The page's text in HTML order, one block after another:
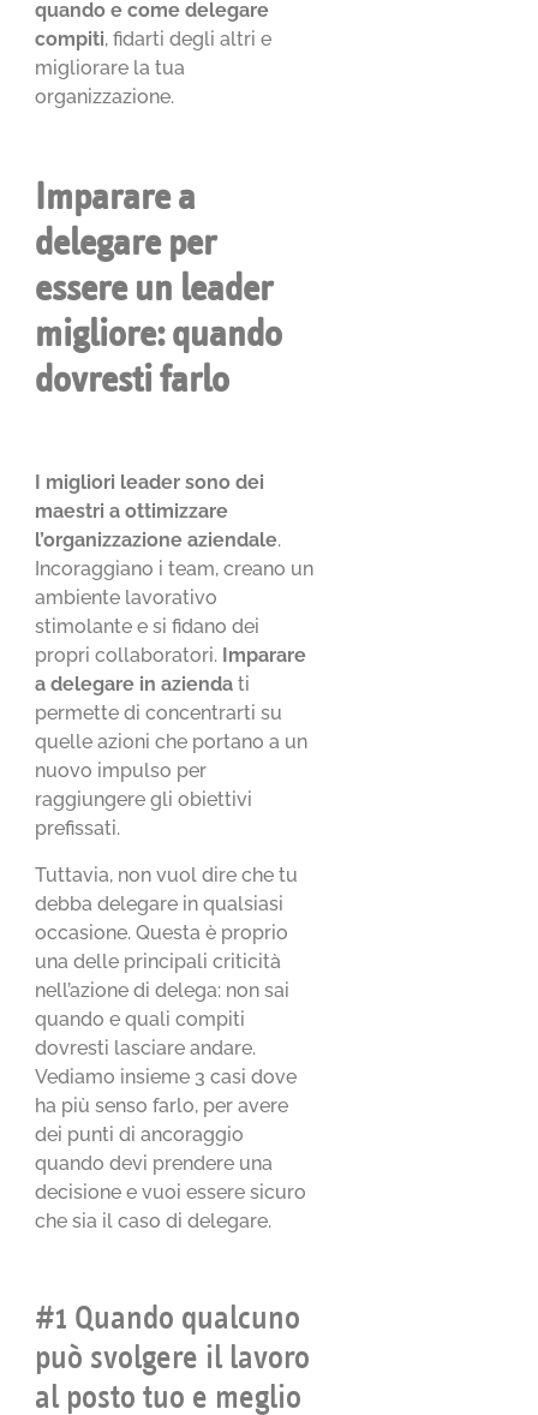
quando e come delegare
compiti, fidarti degli altri e
migliorare la tua
organizzazione.
Imparare a
delegare per
essere un leader
migliore: quando
dovresti farlo
I migliori leader sono dei
maestri a ottimizzare
l’organizzazione aziendale.
Incoraggiano i team, creano un
ambiente lavorativo
stimolante e si fidano dei
propri collaboratori. Imparare
a delegare in azienda ti
permette di concentrarti su
quelle azioni che portano a un
nuovo impulso per
raggiungere gli obiettivi
prefissati.
Tuttavia, non vuol dire che tu
debba delegare in qualsiasi
occasione. Questa è proprio
una delle principali criticità
nell’azione di delega: non sai
quando e quali compiti
dovresti lasciare andare.
Vediamo insieme 3 casi dove
ha più senso farlo, per avere
dei punti di ancoraggio
quando devi prendere una
decisione e vuoi essere sicuro
che sia il caso di delegare.
#1 Quando qualcuno
può svolgere il lavoro
al posto tuo e meglio